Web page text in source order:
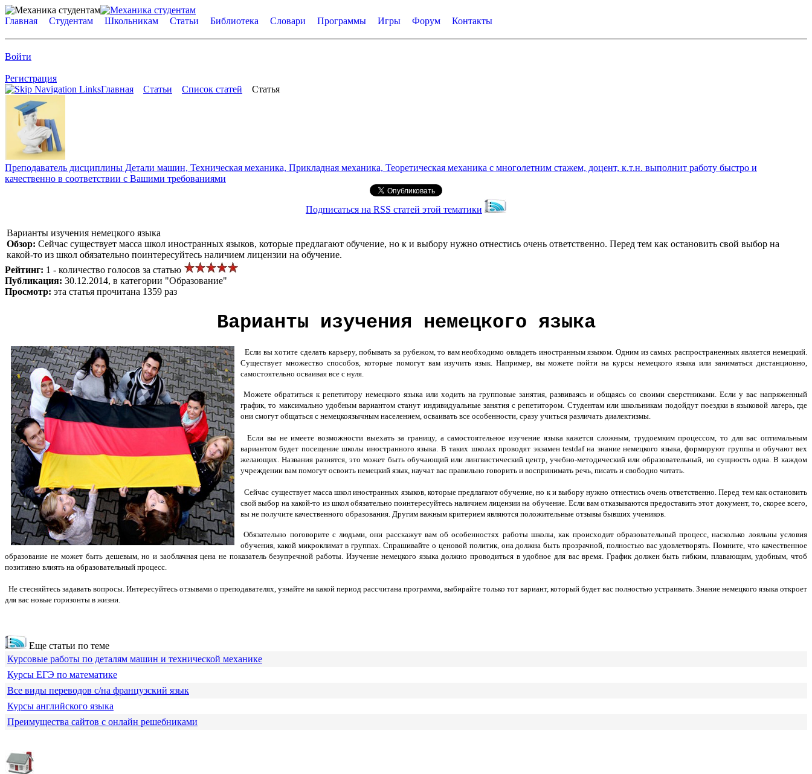
Главная Студентам Школьникам Статьи Библиотека Словари Программы Игры Форум Контакты
Войти
Регистрация
Главная
Статьи Список статей Статья
Преподаватель дисциплины Детали машин, Техническая механика, Прикладная механика, Теоретическая механика с многолетним стажем, доцент, к.т.н. выполнит работу быстро и
качественно в соответствии с Вашими требованиями
Подписаться на RSS статей этой тематики
Варианты изучения немецкого языка
Обзор: Сейчас существует масса школ иностранных языков, которые предлагают обучение, но к и выбору нужно отнестись очень ответственно. Перед тем как остановить свой выбор на
какой-то из школ обязательно поинтересуйтесь наличием лицензии на обучение.
Рейтинг: 1 - количество голосов за статью
Публикация: 30.12.2014, в категории "Образование"
Просмотр: эта статья прочитана 1359 раз
Варианты изучения немецкого языка
Если вы хотите сделать карьеру, побывать за рубежом, то вам необходимо овладеть иностранным языком. Одним из самых распространенных является немецкий.
Существует множество способов, которые помогут вам изучить язык. Например, вы можете пойти накурсы немецкого языка или заниматься дистанционно,
самостоятельно осваивая все с нуля.
Можете обратиться к репетитору немецкого языка или ходить на групповые занятия, развиваясь и общаясь со своими сверстниками. Если у вас напряженный
график, то максимально удобным вариантом станут индивидуальные занятия с репетитором. Студентам или школьникам подойдут поездки в языковой лагерь, где
они смогут общаться с немецкоязычным населением, осваивать все особенности, сразу учиться различать диалектизмы.
Если вы не имеете возможности выехать за границу, а самостоятельное изучение языка кажется сложным, трудоемким процессом, то для вас оптимальным
вариантом будет посещение школы иностранного языка. В таких школах проводят экзамен testdaf на знание немецкого языка, формируют группы и обучают вех
желающих. Названия разнятся, это может быть обучающий или лингвистический центр, учебно-методический или образовательный, но сущность одна. В каждом
учреждении вам помогут освоить немецкий язык, научат вас правильно говорить и воспринимать речь, писать и свободно читать.
Сейчас существует масса школ иностранных языков, которые предлагают обучение, но к и выбору нужно отнестись очень ответственно. Перед тем как остановить
свой выбор на какой-то из школ обязательно поинтересуйтесь наличием лицензии на обучение. Если вам отказываются предоставить этот документ, то, скорее всего,
вы не получите качественного образования. Другим важным критерием являются положительные отзывы бывших учеников.
Обязательно поговорите с людьми, они расскажут вам об особенностях работы школы, как происходит образовательный процесс, насколько лояльны условия
обучения, какой микроклимат в группах. Спрашивайте о ценовой политик, она должна быть прозрачной, полностью вас удовлетворять. Помните, что качественное
образование не может быть дешевым, но и заоблачная цена не показатель безупречной работы. Изучение немецкого языка должно проводиться в удобное для вас время. График должен быть гибким, плавающим, удобным, чтоб
позитивно влиять на образовательный процесс.
Не стесняйтесь задавать вопросы. Интересуйтесь отзывами о преподавателях, узнайте на какой период рассчитана программа, выбирайте только тот вариант, который будет вас полностью устраивать. Знание немецкого языка откроет
для вас новые горизонты в жизни.
Еще статьи по теме
Курсовые работы по деталям машин и технической механике
Курсы ЕГЭ по математике
Все виды переводов с/на французский язык
Курсы английского языка
Преимущества сайтов с онлайн решебниками